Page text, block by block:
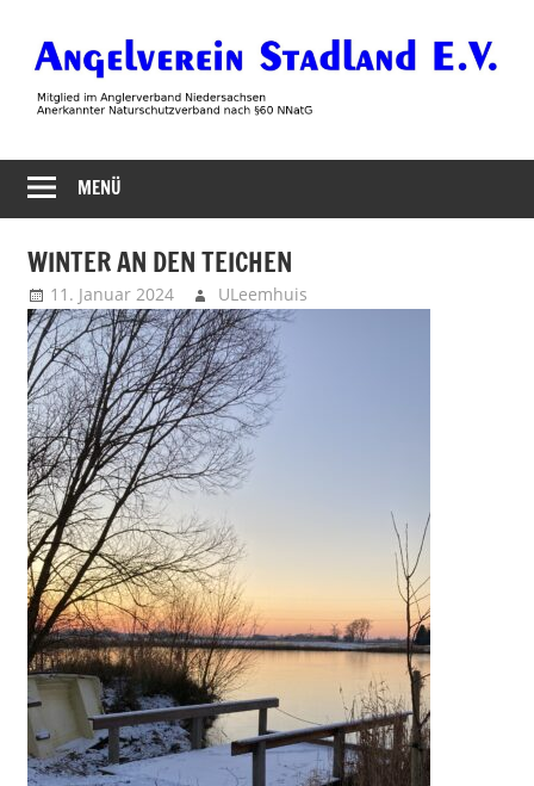
Inhalt
springen
Angelverein
Stadland
MENÜ
WINTER AN DEN TEICHEN
11. Januar 2024 ULeemhuis